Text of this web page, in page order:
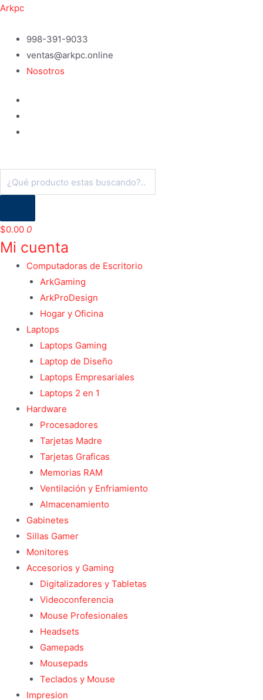
Ir
contenido
Arkpc
998-391-9033
ventas@arkpc.online
Nosotros
Búsqueda
de
$0.00 0
Mi cuenta
Computadoras de Escritorio
ArkGaming
ArkProDesign
Hogar y Oficina
Laptops
Laptops Gaming
Laptop de Diseño
Laptops Empresariales
Laptops 2 en 1
Hardware
Procesadores
Tarjetas Madre
Tarjetas Graficas
Memorias RAM
Ventilación y Enfriamiento
Almacenamiento
Gabinetes
Sillas Gamer
Monitores
Accesorios y Gaming
Digitalizadores y Tabletas
Videoconferencia
Mouse Profesionales
Headsets
Gamepads
Mousepads
Teclados y Mouse
Impresion